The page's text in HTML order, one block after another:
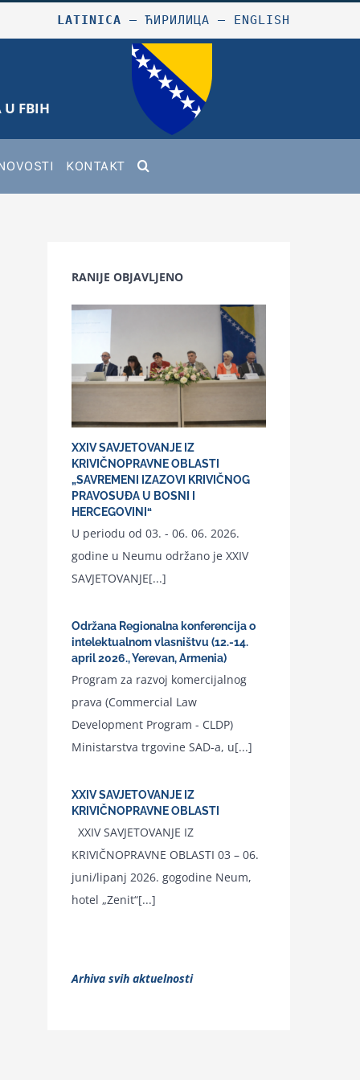
LATINICA –ЋИРИЛИЦА – ENGLISH
U FBIH
KONTAKT
RANIJE OBJAVLJENO
XXIV SAVJETOVANJE IZ
KRIVIČNOPRAVNE OBLASTI
„SAVREMENI IZAZOVI KRIVIČNOG
PRAVOSUĐA U BOSNI I
HERCEGOVINI“
U periodu od 03. - 06. 06. 2026.
godine u Neumu održano je XXIV
SAVJETOVANJE[...]
Održana Regionalna konferencija o
intelektualnom vlasništvu (12.-14.
april 2026., Yerevan, Armenia)
Program za razvoj komercijalnog
prava (Commercial Law
Development Program - CLDP)
Ministarstva trgovine SAD-a, u[...]
XXIV SAVJETOVANJE IZ
KRIVIČNOPRAVNE OBLASTI
XXIV SAVJETOVANJE IZ
KRIVIČNOPRAVNE OBLASTI 03 – 06.
juni/lipanj 2026. gogodine Neum,
hotel „Zenit“[...]
Arhiva svih aktuelnosti